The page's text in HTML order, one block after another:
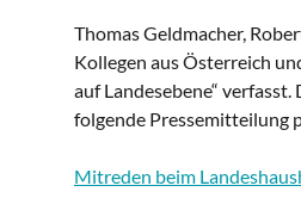
Thomas Geldmacher,
Kollegen aus Österreich
auf Landesebene“
folgende Pressemitteilung
Mitreden beim